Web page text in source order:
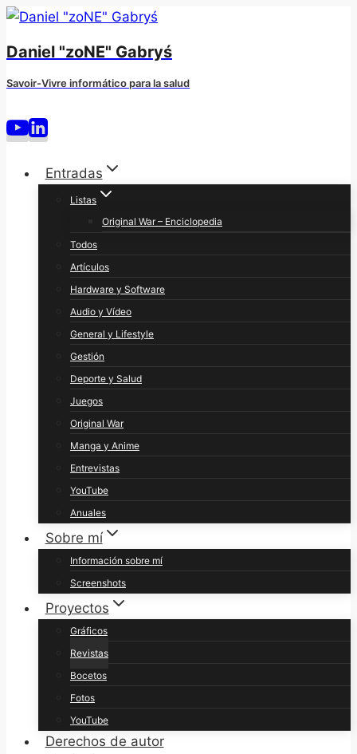
Saltar
contenido
Daniel "zoNE" Gabryś
Savoir-Vivre informático para la salud
Entradas
Listas
Original War – Enciclopedia
Todos
Artículos
Hardware y Software
Audio y Vídeo
General y Lifestyle
Gestión
Deporte y Salud
Juegos
Original War
Manga y Anime
Entrevistas
YouTube
Anuales
Sobre mí
Información sobre mí
Screenshots
Proyectos
Gráficos
Revistas
Bocetos
Fotos
YouTube
Derechos de autor